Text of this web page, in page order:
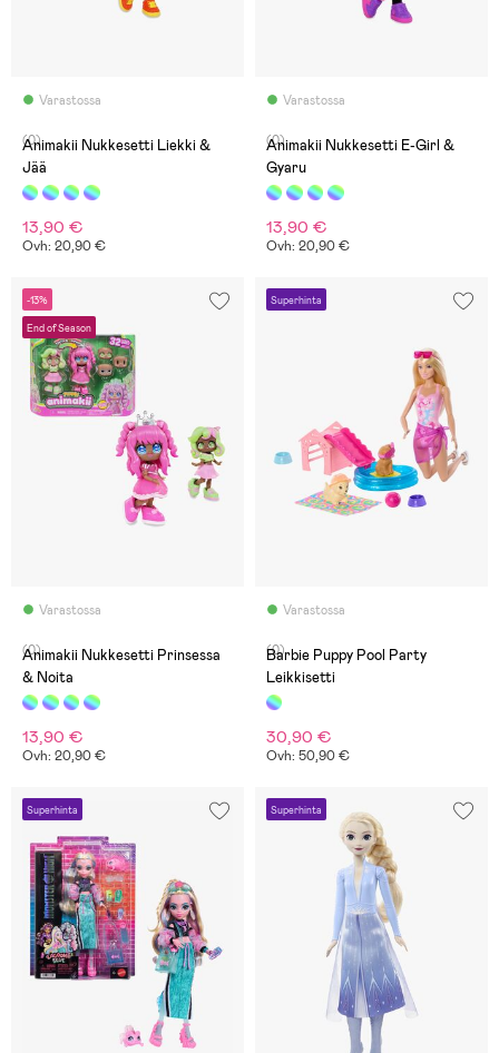
Varastossa
(0)
Animakii Nukkesetti Liekki &
Jää
13,90 €
Ovh: 20,90 €
Varastossa
(0)
Animakii Nukkesetti E-Girl &
Gyaru
13,90 €
Ovh: 20,90 €
-13%
End of Season
Varastossa
(0)
Animakii Nukkesetti Prinsessa
& Noita
13,90 €
Ovh: 20,90 €
Superhinta
Varastossa
(0)
Barbie Puppy Pool Party
Leikkisetti
30,90 €
Ovh: 50,90 €
Superhinta Superhinta